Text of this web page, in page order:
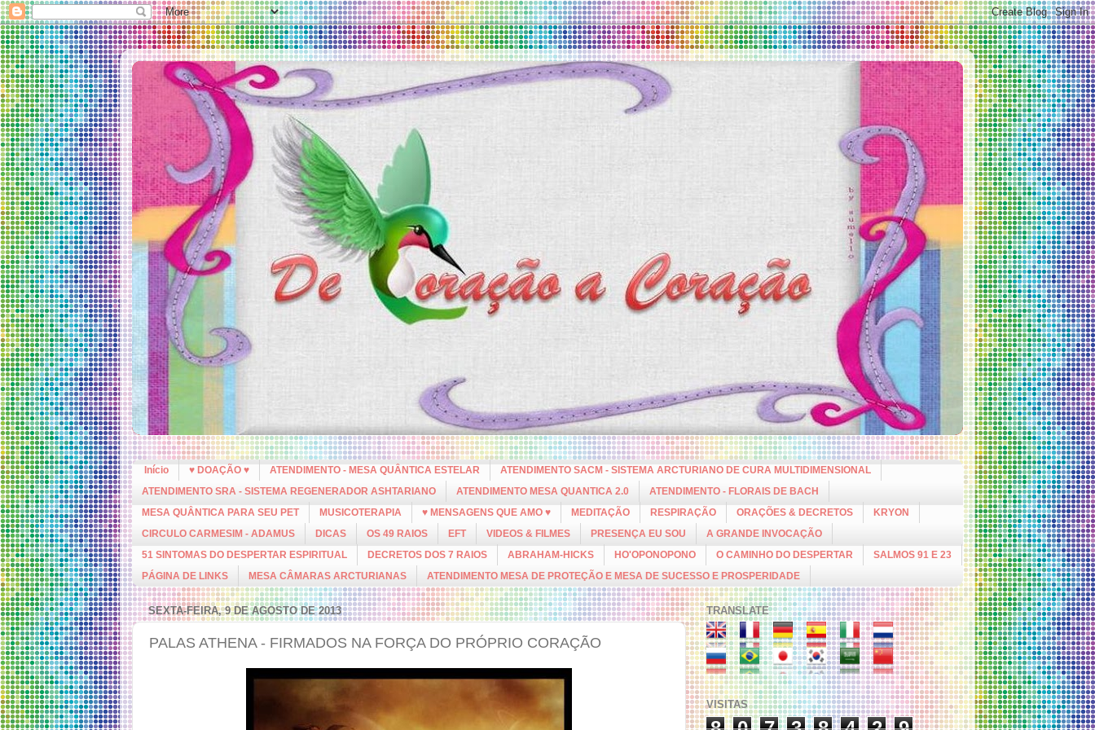
Início ♥ DOAÇÃO ♥ ATENDIMENTO - MESA QUÂNTICA ESTELAR
ATENDIMENTO SACM - SISTEMA ARCTURIANO DE CURA MULTIDIMENSIONAL
ATENDIMENTO SRA - SISTEMA REGENERADOR ASHTARIANO
ATENDIMENTO MESA QUANTICA 2.0
ATENDIMENTO - FLORAIS DE BACH
MESA QUÂNTICA PARA SEU PET
MUSICOTERAPIA ♥ MENSAGENS QUE AMO ♥ MEDITAÇÃO RESPIRAÇÃO ORAÇÕES & DECRETOS
KRYON
CIRCULO CARMESIM - ADAMUS
DICAS OS 49 RAIOS EFT VIDEOS & FILMES PRESENÇA EU SOU
A GRANDE INVOCAÇÃO
51 SINTOMAS DO DESPERTAR ESPIRITUAL
DECRETOS DOS 7 RAIOS ABRAHAM-HICKS HO'OPONOPONO O CAMINHO DO DESPERTAR
SALMOS 91 E 23
PÁGINA DE LINKS
MESA CÂMARAS ARCTURIANAS ATENDIMENTO MESA DE PROTEÇÃO E MESA DE SUCESSO E PROSPERIDADE
SEXTA-FEIRA, 9 DE AGOSTO DE 2013
PALAS ATHENA - FIRMADOS NA FORÇA DO PRÓPRIO CORAÇÃO
TRANSLATE
VISITAS